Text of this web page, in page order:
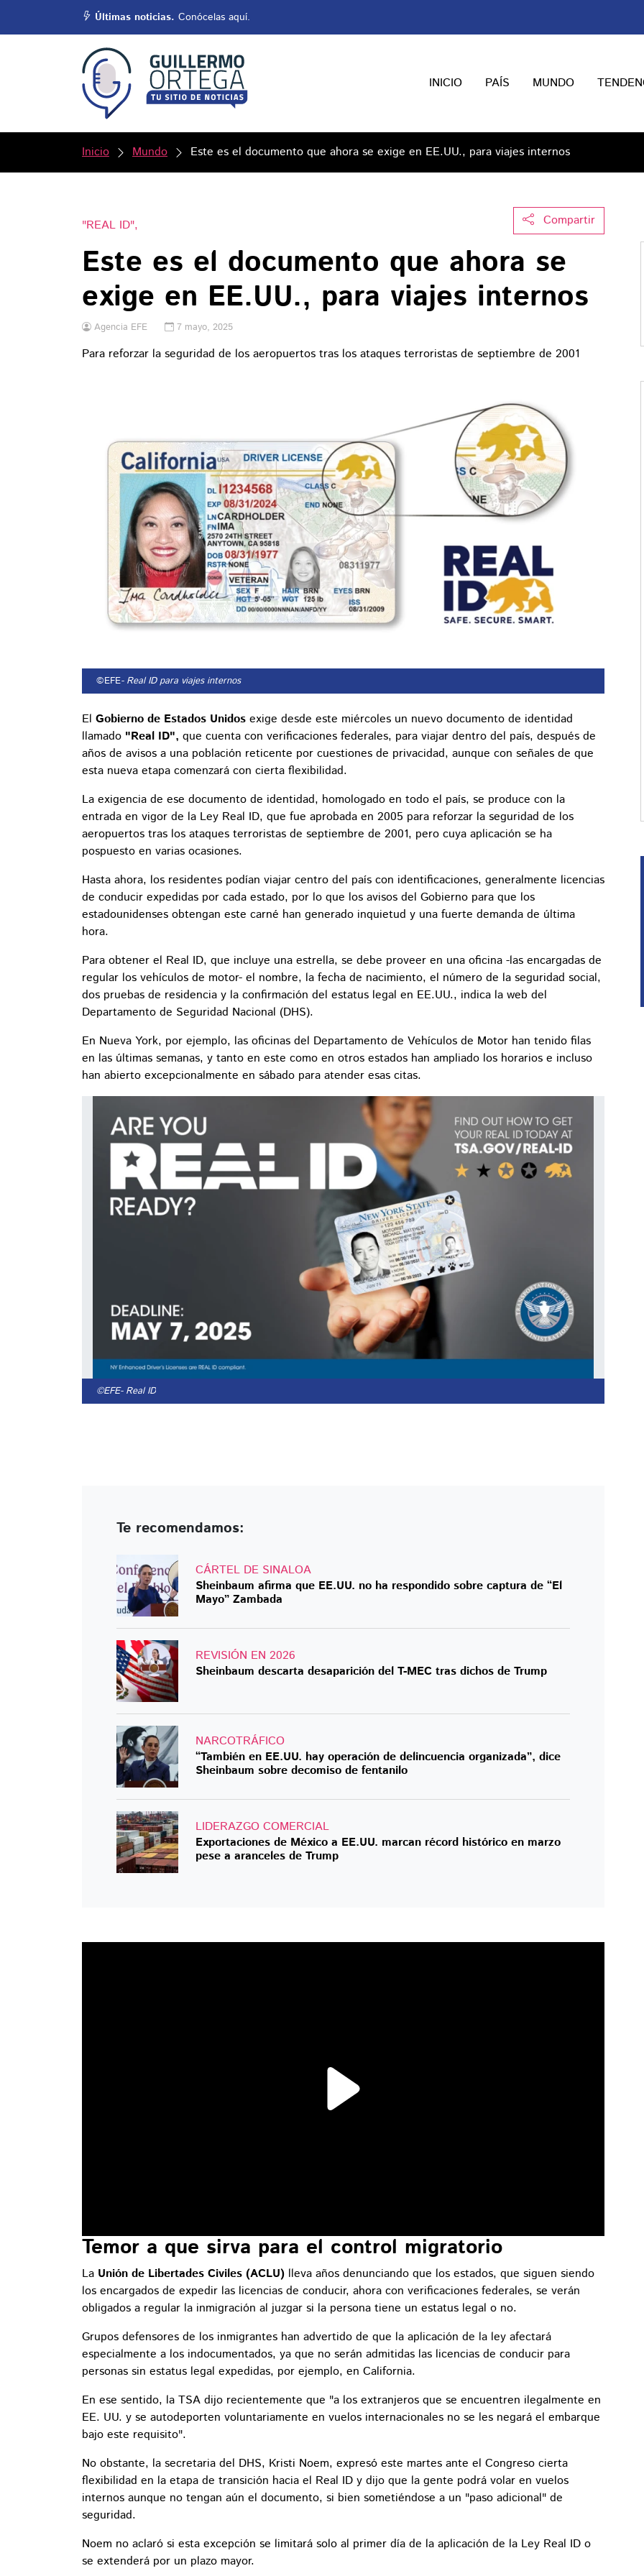
Últimas noticias. Conócelas aquí.
INICIO PAÍS MUNDO
Inicio Mundo Este es el documento que ahora se exige en EE.UU., para viajes internos
Compartir
"REAL ID",
Este es el documento que ahora se
exige en EE.UU., para viajes internos
Agencia EFE 7 mayo, 2025
Para reforzar la seguridad de los aeropuertos tras los ataques terroristas de septiembre de 2001
©EFE- Real ID para viajes internos
El Gobierno de Estados Unidos exige desde este miércoles un nuevo documento de identidad
llamado "Real ID", que cuenta con verificaciones federales, para viajar dentro del país, después de
años de avisos a una población reticente por cuestiones de privacidad, aunque con señales de que
esta nueva etapa comenzará con cierta flexibilidad.
La exigencia de ese documento de identidad, homologado en todo el país, se produce con la
entrada en vigor de la Ley Real ID, que fue aprobada en 2005 para reforzar la seguridad de los
aeropuertos tras los ataques terroristas de septiembre de 2001, pero cuya aplicación se ha
pospuesto en varias ocasiones.
Hasta ahora, los residentes podían viajar centro del país con identificaciones, generalmente licencias
de conducir expedidas por cada estado, por lo que los avisos del Gobierno para que los
estadounidenses obtengan este carné han generado inquietud y una fuerte demanda de última
hora.
Para obtener el Real ID, que incluye una estrella, se debe proveer en una oficina -las encargadas de
regular los vehículos de motor- el nombre, la fecha de nacimiento, el número de la seguridad social,
dos pruebas de residencia y la confirmación del estatus legal en EE.UU., indica la web del
Departamento de Seguridad Nacional (DHS).
En Nueva York, por ejemplo, las oficinas del Departamento de Vehículos de Motor han tenido filas
en las últimas semanas, y tanto en este como en otros estados han ampliado los horarios e incluso
han abierto excepcionalmente en sábado para atender esas citas.
©EFE- Real ID
Te recomendamos:
CÁRTEL DE SINALOA
Sheinbaum afirma que EE.UU. no ha respondido sobre captura de “El
Mayo” Zambada
REVISIÓN EN 2026
Sheinbaum descarta desaparición del T-MEC tras dichos de Trump
NARCOTRÁFICO
“También en EE.UU. hay operación de delincuencia organizada”, dice
Sheinbaum sobre decomiso de fentanilo
LIDERAZGO COMERCIAL
Exportaciones de México a EE.UU. marcan récord histórico en marzo
pese a aranceles de Trump
Temor a que sirva para el control migratorio
La Unión de Libertades Civiles (ACLU) lleva años denunciando que los estados, que siguen siendo
los encargados de expedir las licencias de conducir, ahora con verificaciones federales, se verán
obligados a regular la inmigración al juzgar si la persona tiene un estatus legal o no.
Grupos defensores de los inmigrantes han advertido de que la aplicación de la ley afectará
especialmente a los indocumentados, ya que no serán admitidas las licencias de conducir para
personas sin estatus legal expedidas, por ejemplo, en California.
En ese sentido, la TSA dijo recientemente que "a los extranjeros que se encuentren ilegalmente en
EE. UU. y se autodeporten voluntariamente en vuelos internacionales no se les negará el embarque
bajo este requisito".
No obstante, la secretaria del DHS, Kristi Noem, expresó este martes ante el Congreso cierta
flexibilidad en la etapa de transición hacia el Real ID y dijo que la gente podrá volar en vuelos
internos aunque no tengan aún el documento, si bien sometiéndose a un "paso adicional" de
seguridad.
Noem no aclaró si esta excepción se limitará solo al primer día de la aplicación de la Ley Real ID o
se extenderá por un plazo mayor.